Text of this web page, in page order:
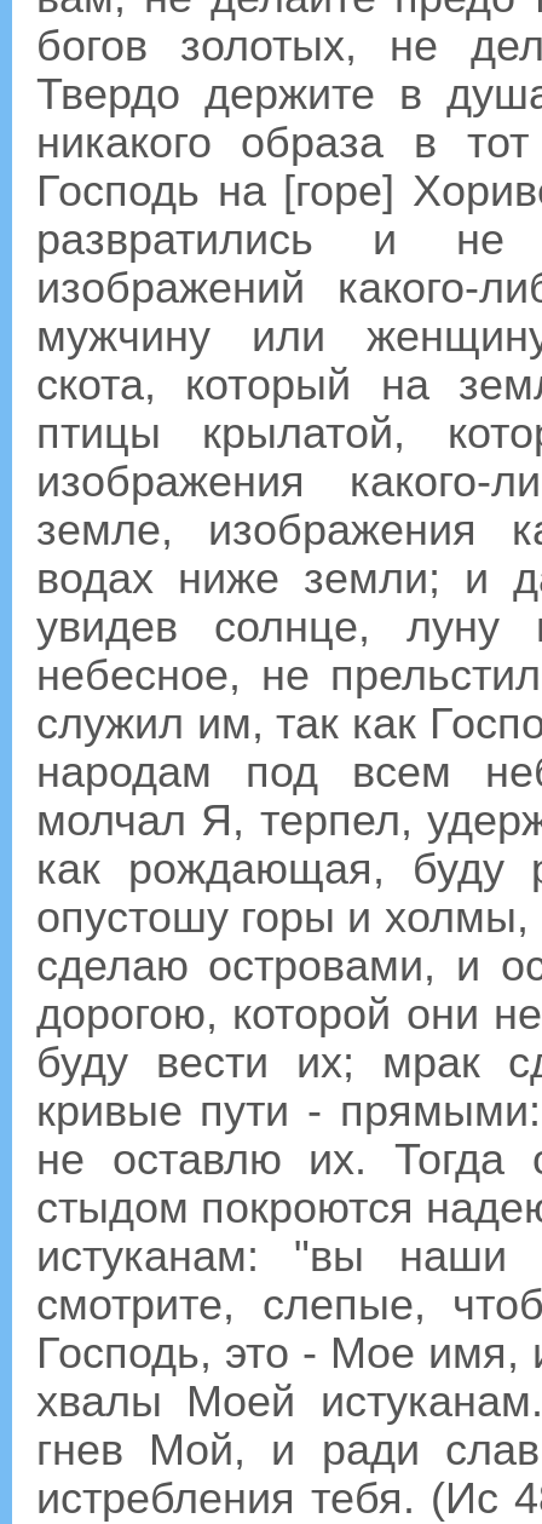
богов золотых, не
Твердо держите в
никакого образа в
Господь на [горе]
развратились и не
изображений какого-
мужчину или
скота, который на
птицы крылатой,
изображения
земле, изображения
водах ниже земли; и
увидев солнце,
небесное, не
служил им, так как
народам под всем
молчал Я, терпел,
как рождающая, буду
опустошу горы и холмы,
сделаю островами, и
дорогою, которой они
буду вести их; мрак
кривые пути -
не оставлю их. Тогда
стыдом покроются
истуканам: "вы наши
смотрите, слепые,
Господь, это - Мое
хвалы Моей
гнев Мой, и ради
истребления тебя. (Ис